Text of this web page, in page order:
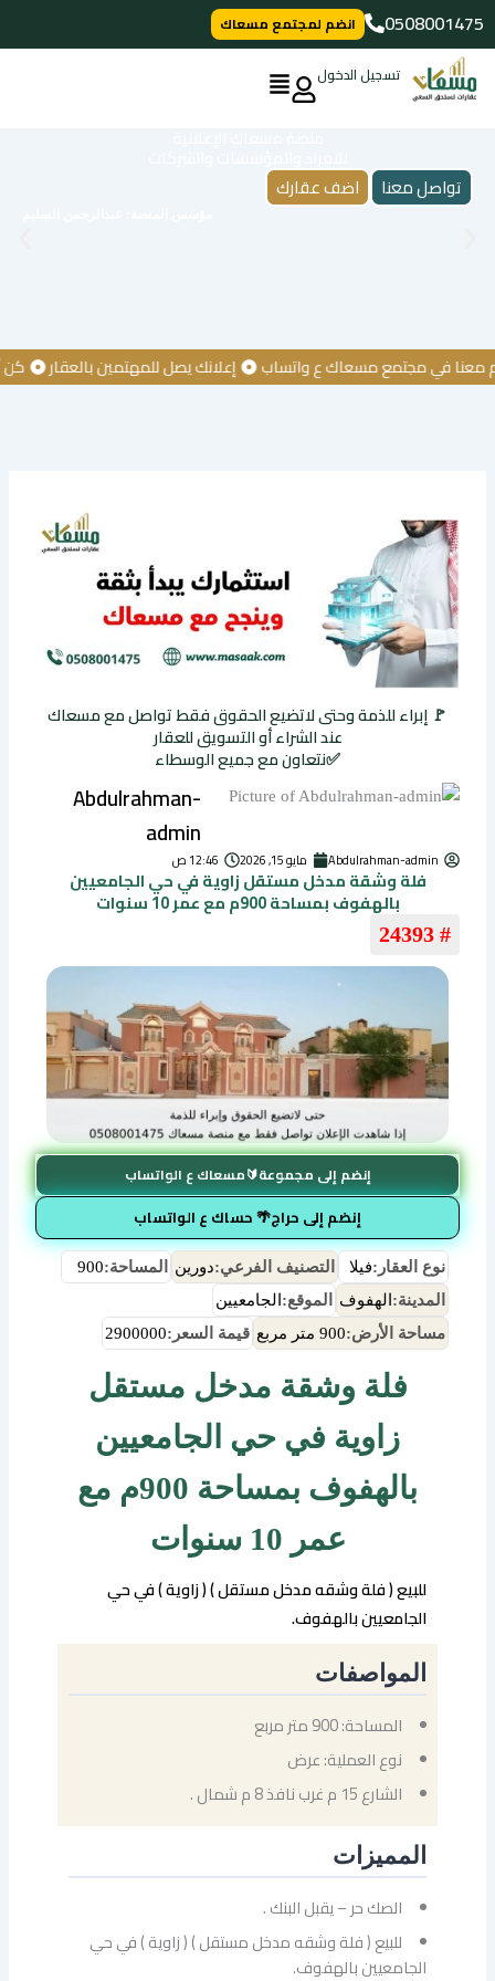
تخطي
إلى
المحتوى
0508001475
انضم لمجتمع مسعاك
تسجيل الدخول
تواصل معنا اضف عقارك
في مجتمع مسعاك ع واتساب إعلانك يصل للمهتمين بالعقار كن أول
🚩 إبراء للذمة وحتى لاتضيع الحقوق فقط تواصل مع مسعاك
عند الشراء أو التسويق للعقار
✅نتعاون مع جميع الوسطاء
Abdulrahman-
admin
Abdulrahman-admin مايو 15, 2026 12:46 ص
فلة وشقة مدخل مستقل زاوية في حي الجامعيين
بالهفوف بمساحة 900م مع عمر 10 سنوات
# 24393
إنضم إلى مجموعة🔰مسعاك ع الواتساب
إنضم إلى حراج🌴 حساك ع الواتساب
نوع العقار:فيلا التصنيف الفرعي:دورين المساحة:900
المدينة: الهفوف الموقع: الجامعيين
مساحة الأرض:900 متر مربع قيمة السعر:2900000
فلة وشقة مدخل مستقل
زاوية في حي الجامعيين
بالهفوف بمساحة 900م مع
عمر 10 سنوات
للبيع ( فلة وشقه مدخل مستقل ) ( زاوية ) في حي
الجامعيين بالهفوف.
المواصفات
المساحة: 900 متر مربع
نوع العملية: عرض
الشارع 15 م غرب نافذ 8 م شمال .
المميزات
الصك حر – يقبل البنك .
للبيع ( فلة وشقه مدخل مستقل ) ( زاوية ) في حي
الجامعيين بالهفوف.